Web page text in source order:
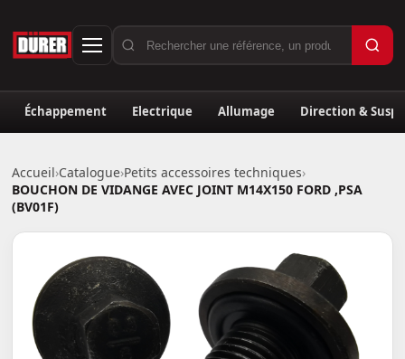
Échappement Electrique Allumage Direction &
Accueil›Catalogue›Petits accessoires techniques›
BOUCHON DE VIDANGE AVEC JOINT M14X150 FORD ,PSA
(BV01F)